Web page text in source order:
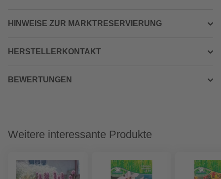
HINWEISE ZUR MARKTRESERVIERUNG
HERSTELLERKONTAKT
BEWERTUNGEN
Weitere interessante Produkte